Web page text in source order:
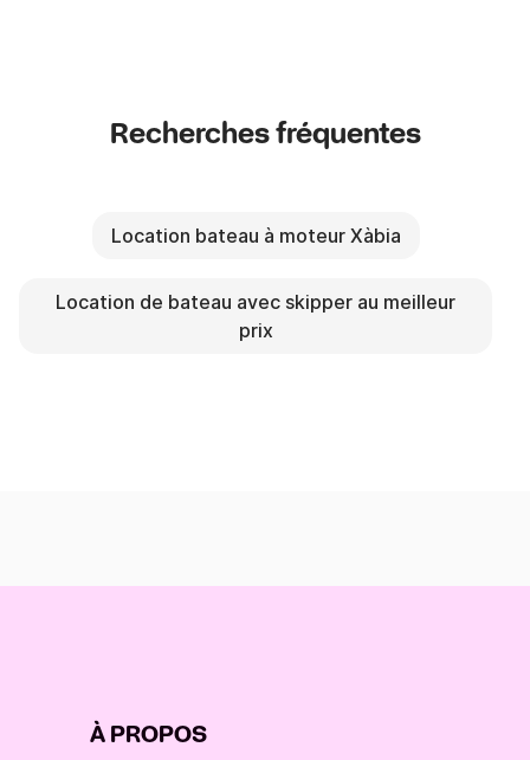
Recherches fréquentes
Location bateau à moteur Xàbia
Location de bateau avec skipper au meilleur
prix
À PROPOS